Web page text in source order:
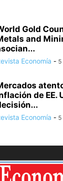
Gold
and
Economía -
de EE.
Economía -